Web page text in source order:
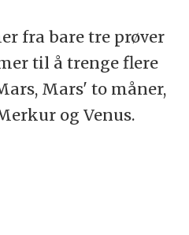
fra bare tre prøver
til å trenge flere
Mars' to måner,
og Venus.